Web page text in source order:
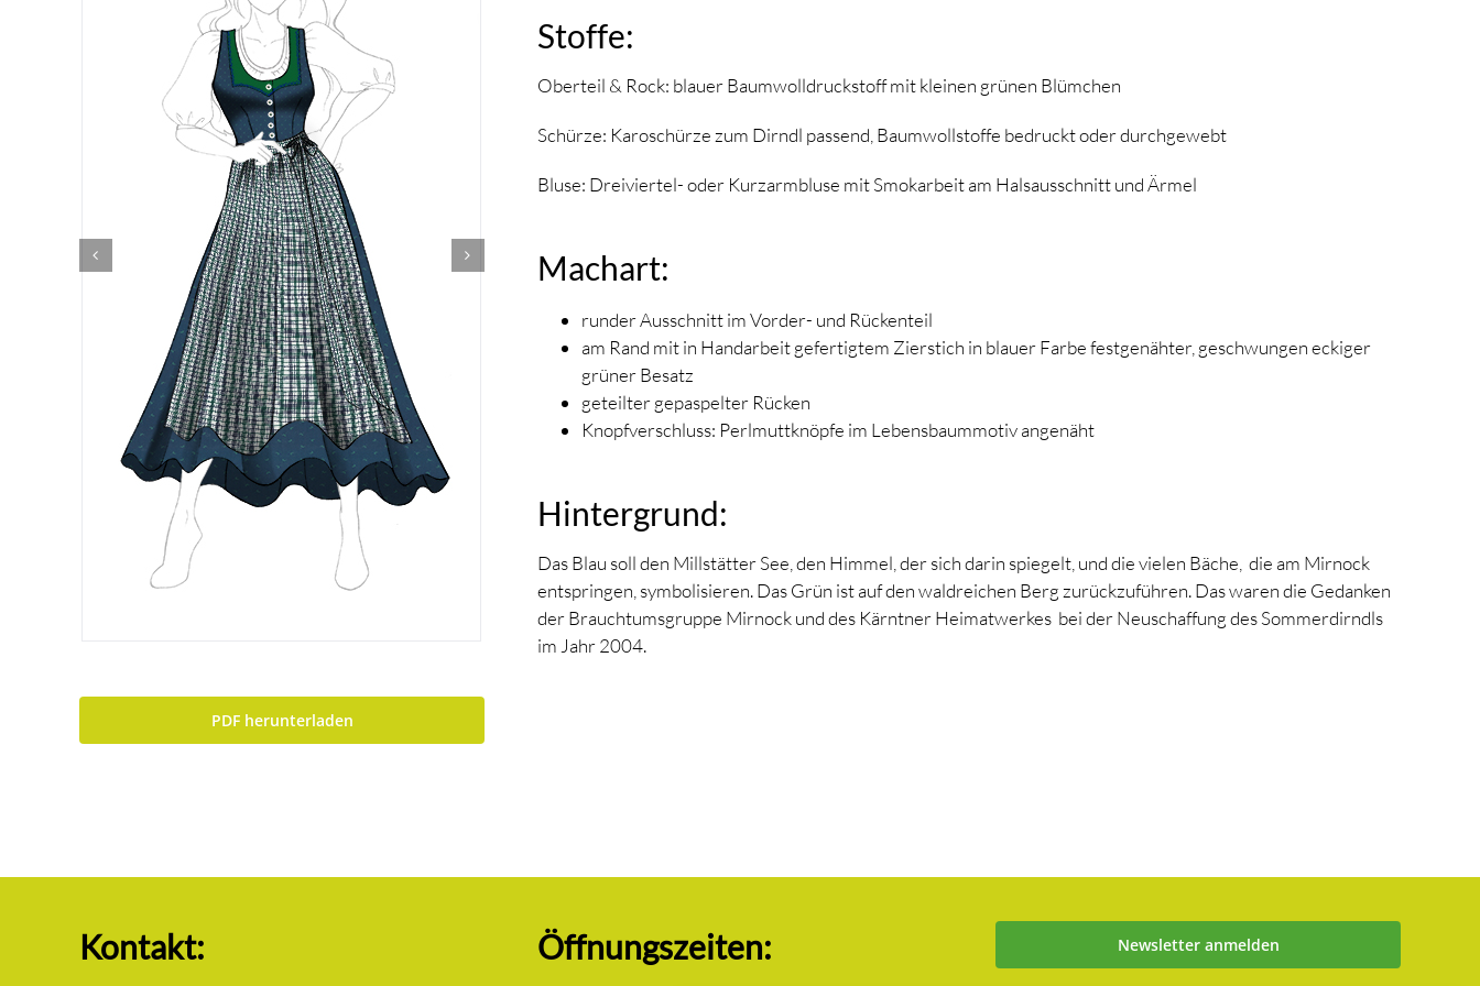
PDF herunterladen
Stoffe:
Oberteil & Rock: blauer Baumwolldruckstoff mit kleinen grünen Blümchen
Schürze: Karoschürze zum Dirndl passend, Baumwollstoffe bedruckt oder durchgewebt
Bluse: Dreiviertel- oder Kurzarmbluse mit Smokarbeit am Halsausschnitt und Ärmel
Machart:
runder Ausschnitt im Vorder- und Rückenteil
am Rand mit in Handarbeit gefertigtem Zierstich in blauer Farbe festgenähter, geschwungen eckiger
grüner Besatz
geteilter gepaspelter Rücken
Knopfverschluss: Perlmuttknöpfe im Lebensbaummotiv angenäht
Hintergrund:
Das Blau soll den Millstätter See, den Himmel, der sich darin spiegelt, und die vielen Bäche, die am Mirnock
entspringen, symbolisieren. Das Grün ist auf den waldreichen Berg zurückzuführen. Das waren die Gedanken
der Brauchtumsgruppe Mirnock und des Kärntner Heimatwerkes bei der Neuschaffung des Sommerdirndls
im Jahr 2004.
Kontakt: Öffnungszeiten: Newsletter anmelden